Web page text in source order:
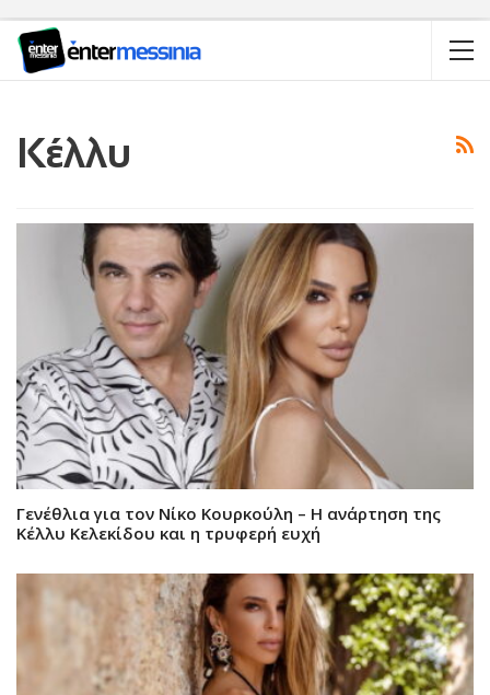
Κέλλυ
Γενέθλια για τον Νίκο Κουρκούλη – Η ανάρτηση της
Κέλλυ Κελεκίδου και η τρυφερή ευχή